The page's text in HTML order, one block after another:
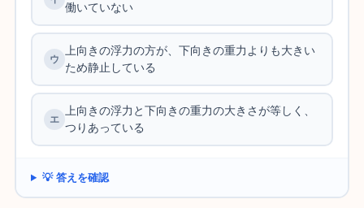
働いていない
上向きの浮力の方が、下向きの重力よりも大きい
ため静止している
上向きの浮力と下向きの重力の大きさが等しく、
つりあっている
💡 答えを確認